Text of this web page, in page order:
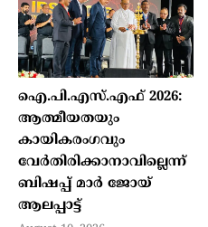
ഐ.പി.എസ്.എഫ് 2026:
ആത്മീയതയും
കായികരംഗവും
വേര്‍തിരിക്കാനാവില്ലെന്ന്
ബിഷപ്പ് മാര്‍ ജോയ്
ആലപ്പാട്ട്